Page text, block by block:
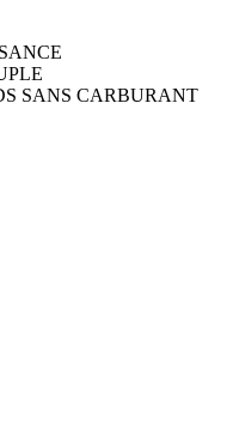
SANS CARBURANT